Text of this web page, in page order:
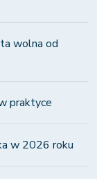
wolna od
praktyce
w 2026 roku